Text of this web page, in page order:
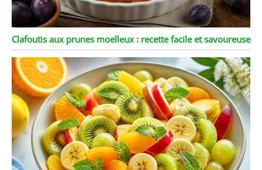
Clafoutis aux prunes moelleux : recette facile et savoureuse